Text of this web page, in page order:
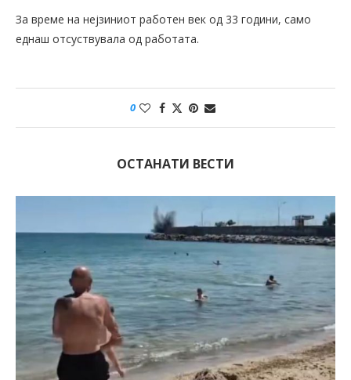
За време на нејзиниот работен век од 33 години, само
еднаш отсуствувала од работата.
0
ОСТАНАТИ ВЕСТИ